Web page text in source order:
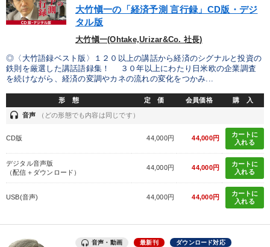
大竹愼一の「経済予測 言行録」CD版・デジ
タル版
大竹愼一(Ohtake,Urizar&Co. 社長)
◎〈大竹語録ベスト版〉１２０以上の講話から経済のシグナルと投資の
鉄則を厳選した講話語録集！ ３０年以上にわたり日米欧の企業調査
を続けながら、経済の変調やカネの流れの変化をつかみ...
形 態 定 価 会員価格 購 入
headset 音声 （どの形態でも内容は同じです）
CD版 44,000円 44,000円
カートに
入れる
デジタル音声版
（配信＋ダウンロード）
44,000円 44,000円
カートに
入れる
USB(音声) 44,000円 44,000円
カートに
入れる
音声・動画 最新刊 ダウンロード対応